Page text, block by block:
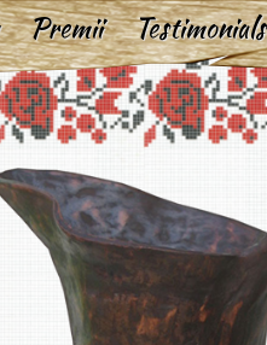
Premii Testimonials
facebookyoutube